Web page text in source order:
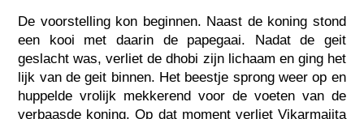
De voorstelling kon beginnen. Naast de koning stond
een kooi met daarin de papegaai. Nadat de geit
geslacht was, verliet de dhobi zijn lichaam en ging het
lijk van de geit binnen. Het beestje sprong weer op en
huppelde vrolijk mekkerend voor de voeten van de
verbaasde koning. Op dat moment verliet Vikarmajita